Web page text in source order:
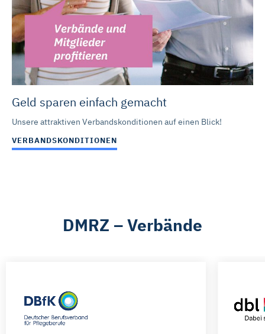
Geld sparen einfach gemacht
Unsere attraktiven Verbandskonditionen auf einen Blick!
VERBANDSKONDITIONEN
DMRZ – Verbände